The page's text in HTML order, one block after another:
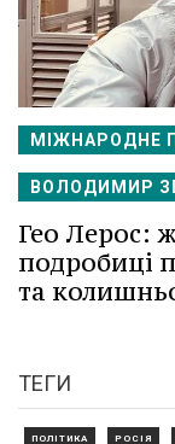
МІЖНАРОДНЕ
ВОЛОДИМИР
Гео Лерос:
подробиці
та
ТЕГИ
ПОЛІТИКА РОСІЯ